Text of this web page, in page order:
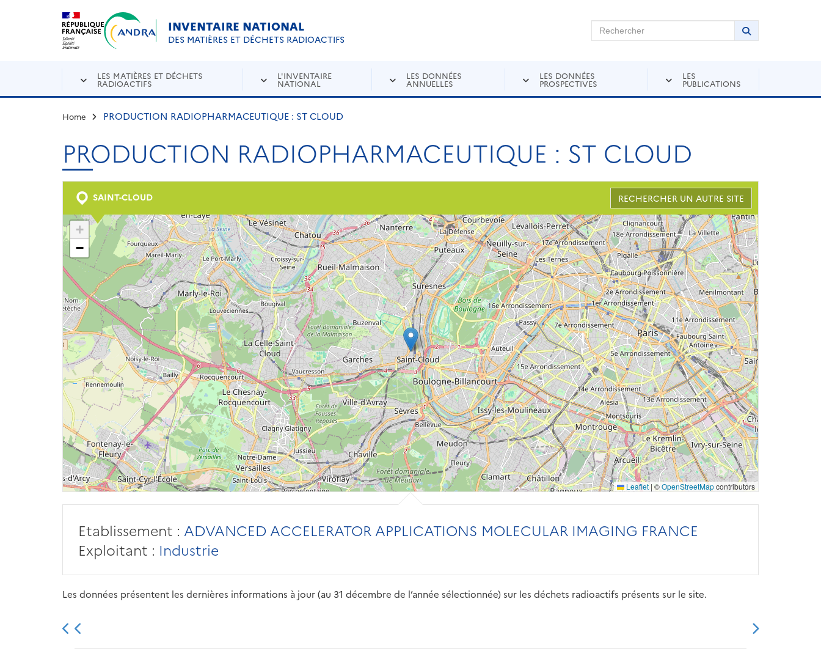
Aller au contenu principal
INVENTAIRE NATIONAL
DES MATIÈRES ET DÉCHETS RADIOACTIFS
Rechercher sur Andra Inventaire Rechercher
Lancer la
LES MATIÈRES ET DÉCHETS
RADIOACTIFS
L'INVENTAIRE
NATIONAL
LES DONNÉES
ANNUELLES
LES DONNÉES
PROSPECTIVES
LES
PUBLICATIONS
Home PRODUCTION RADIOPHARMACEUTIQUE : ST CLOUD
PRODUCTION RADIOPHARMACEUTIQUE : ST CLOUD
SAINT-CLOUD RECHERCHER UN AUTRE SITE
+
−
Leaflet | ©OpenStreetMapcontributors
Etablissement : ADVANCED ACCELERATOR APPLICATIONS MOLECULAR IMAGING FRANCE
Exploitant : Industrie
Les données présentent les dernières informations à jour (au 31 décembre de l’année sélectionnée) sur les déchets radioactifs présents sur le site.